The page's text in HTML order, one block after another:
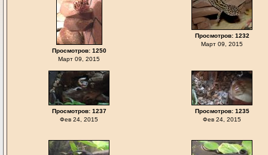
Просмотров: 1250
Март 09, 2015
Просмотров: 1232
Март 09, 2015
Просмотров: 1237
Фев 24, 2015
Просмотров: 1235
Фев 24, 2015